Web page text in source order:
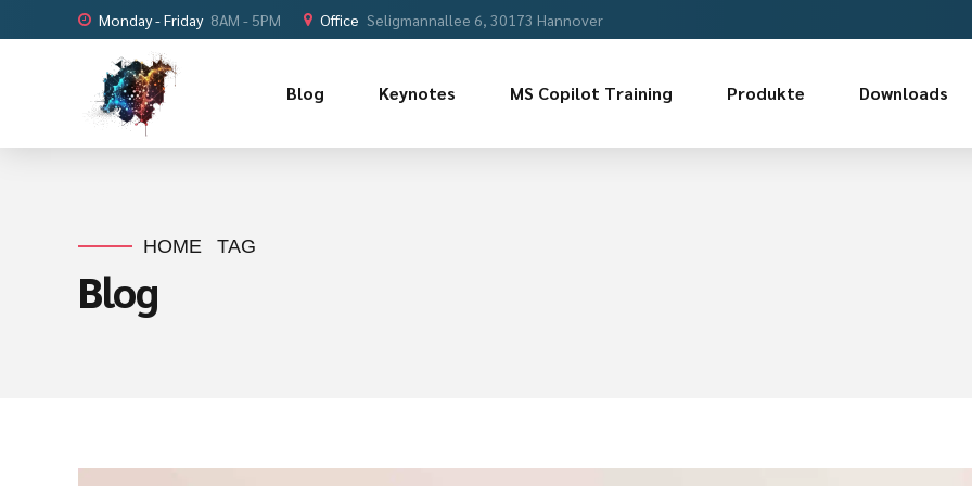
Monday - Friday 8AM - 5PM Office Seligmannallee 6, 30173 Hannover
Blog Keynotes MS Copilot Training Produkte Downloads
HOME TAG
Blog